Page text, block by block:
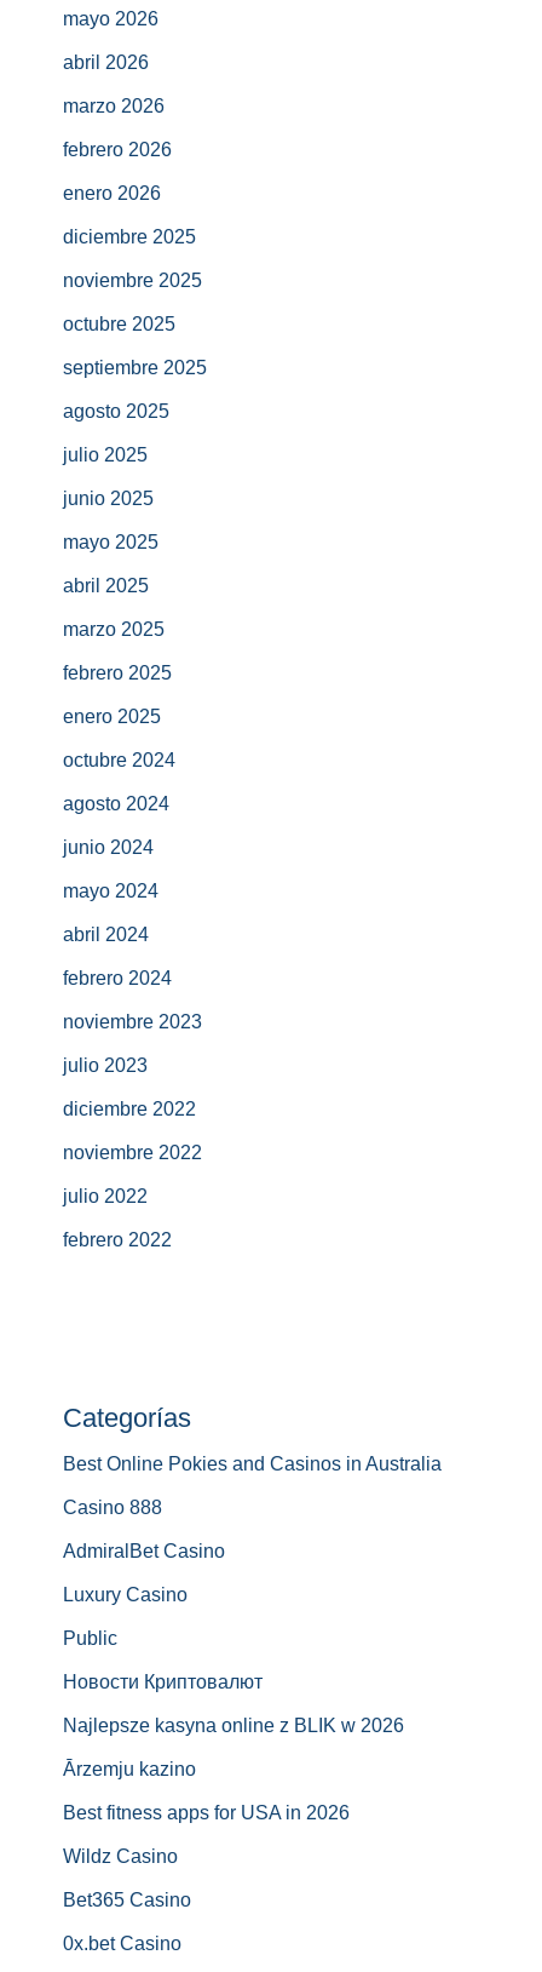
mayo 2026
abril 2026
marzo 2026
febrero 2026
enero 2026
diciembre 2025
noviembre 2025
octubre 2025
septiembre 2025
agosto 2025
julio 2025
junio 2025
mayo 2025
abril 2025
marzo 2025
febrero 2025
enero 2025
octubre 2024
agosto 2024
junio 2024
mayo 2024
abril 2024
febrero 2024
noviembre 2023
julio 2023
diciembre 2022
noviembre 2022
julio 2022
febrero 2022
Categorías
Best Online Pokies and Casinos in Australia
Casino 888
AdmiralBet Casino
Luxury Casino
Public
Новости Криптовалют
Najlepsze kasyna online z BLIK w 2026
Ārzemju kazino
Best fitness apps for USA in 2026
Wildz Casino
Bet365 Casino
0x.bet Casino